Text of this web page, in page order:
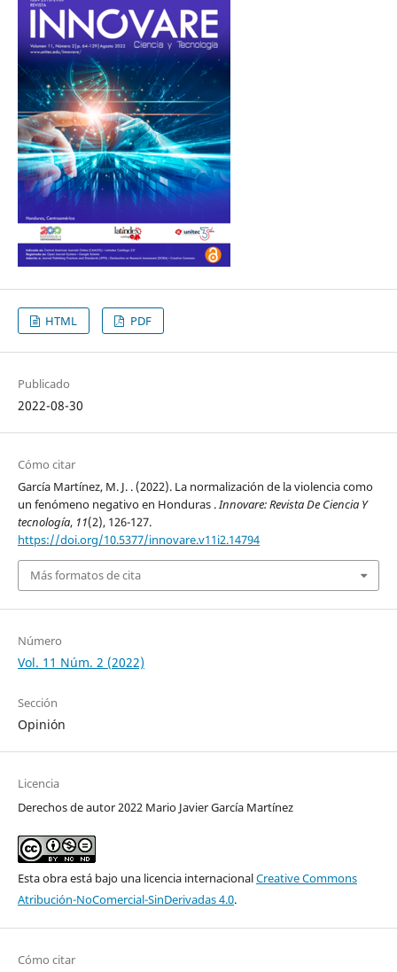
HTML PDF
Publicado
2022-08-30
Cómo citar
García Martínez, M. J. . (2022). La normalización de la violencia como
un fenómeno negativo en Honduras .Innovare: Revista De Ciencia Y
tecnología, 11(2), 126-127.
https://doi.org/10.5377/innovare.v11i2.14794
Más formatos de cita
Número
Vol. 11 Núm. 2 (2022)
Sección
Opinión
Licencia
Derechos de autor 2022 Mario Javier García Martínez
Esta obra está bajo una licencia internacionalCreative Commons
Atribución-NoComercial-SinDerivadas 4.0.
Cómo citar